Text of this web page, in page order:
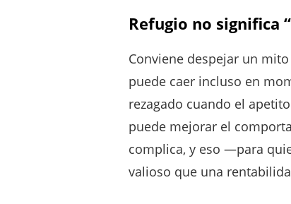
Refugio no significa
Conviene despejar un
puede caer incluso en
rezagado cuando el
puede mejorar el
complica, y eso —para
valioso que una